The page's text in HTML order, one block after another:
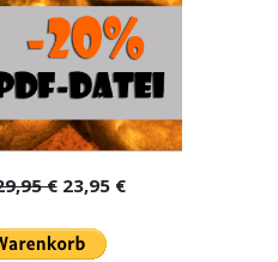
€23,95 €